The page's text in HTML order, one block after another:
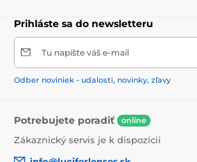
Prihláste sa do newsletteru
Tu napíšte váš e-mail
Odber noviniek - udalosti, novinky, zľavy
Potrebujete poradiť online
Zákaznický servis je k dispozícii